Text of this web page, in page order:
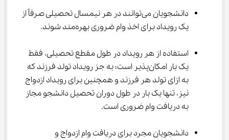
دانشجویان می‌توانند در هر نیمسال تحصیلی صرفاً از
یک رویداد برای اخذ وام ضروری بهره‌مند شوند.
استفاده از هر رویداد در طول مقطع تحصیلی، فقط
یک بار امکان‌پذیر است؛ به جز رویداد تولد فرزند که
به ازای تولد هر فرزند و همچنین برای رویداد ازدواج
نیز، تنها یک بار در طول دوران تحصیل دانشجو مجاز
به دریافت وام ضروری است.
دانشجویان مجرد برای دریافت وام ازدواج و